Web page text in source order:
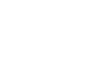
내린 797.44 출발
내린 6478.75 개장